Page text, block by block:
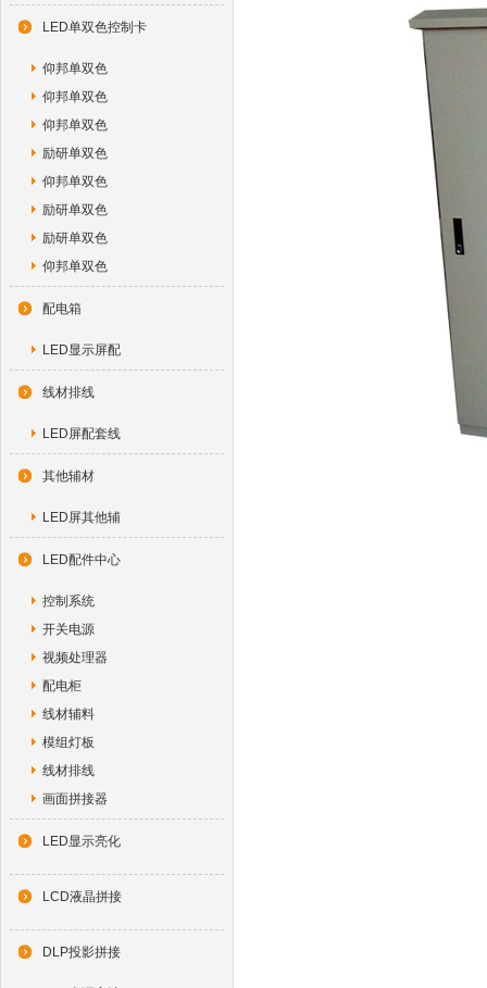
LED单双色控制卡
仰邦单双色
仰邦单双色
仰邦单双色
励研单双色
仰邦单双色
励研单双色
励研单双色
仰邦单双色
配电箱
LED显示屏配
线材排线
LED屏配套线
其他辅材
LED屏其他辅
LED配件中心
控制系统
开关电源
视频处理器
配电柜
线材辅料
模组灯板
线材排线
画面拼接器
LED显示亮化
LCD液晶拼接
DLP投影拼接